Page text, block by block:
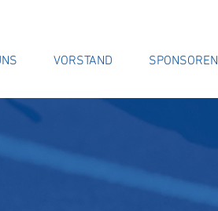
VORSTAND SPONSOREN